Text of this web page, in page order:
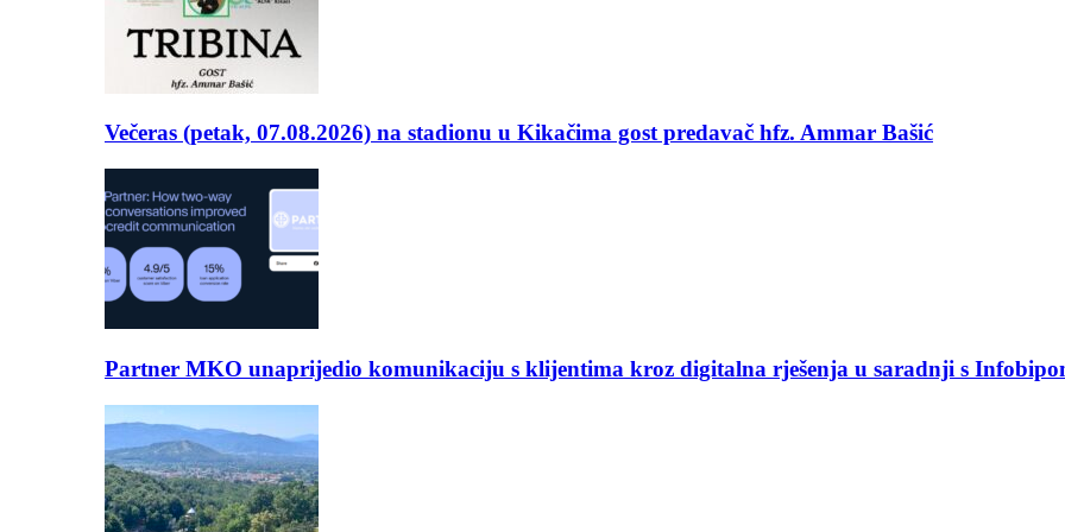
Večeras (petak, 07.08.2026) na stadionu u Kikačima gost predavač hfz. Ammar Bašić
Partner MKO unaprijedio komunikaciju s klijentima kroz digitalna rješenja u saradnji s